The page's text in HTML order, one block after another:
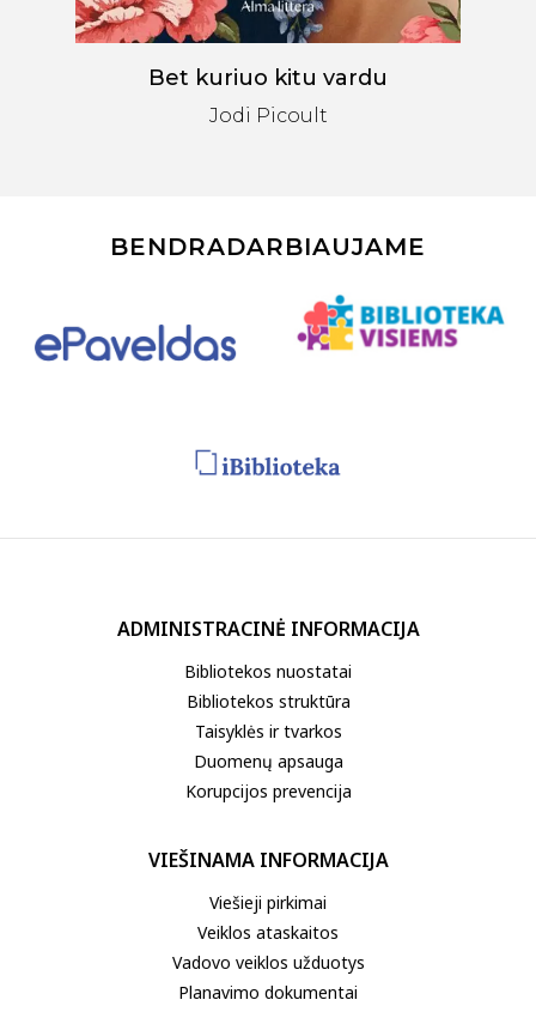
Bet kuriuo kitu vardu
Jodi Picoult
BENDRADARBIAUJAME
ADMINISTRACINĖ INFORMACIJA
Bibliotekos nuostatai
Bibliotekos struktūra
Taisyklės ir tvarkos
Duomenų apsauga
Korupcijos prevencija
VIEŠINAMA INFORMACIJA
Viešieji pirkimai
Veiklos ataskaitos
Vadovo veiklos užduotys
Planavimo dokumentai